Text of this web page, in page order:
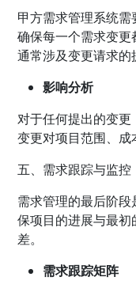
甲方需求管理系统
确保每一个需求变
通常涉及变更请求的
影响分析
对于任何提出的变
变更对项目范围、成
五、需求跟踪与监控
需求管理的最后阶
保项目的进展与最
差。
需求跟踪矩阵